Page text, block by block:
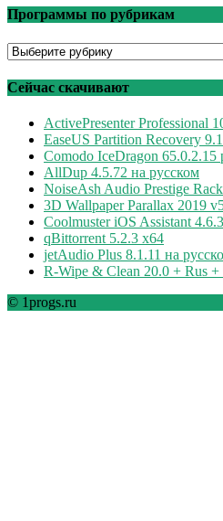
Программы по рубрикам
Программы
рубрикам
Сейчас скачивают
ActivePresenter Professional
EaseUS Partition Recovery
Comodo IceDragon 65.0.2.15
AllDup 4.5.72 на русском
NoiseAsh Audio Prestige
3D Wallpaper Parallax 2019
Coolmuster iOS Assistant
qBittorrent 5.2.3 x64
jetAudio Plus 8.1.11 на
R-Wipe & Clean 20.0 + Rus
© 1progs.ru